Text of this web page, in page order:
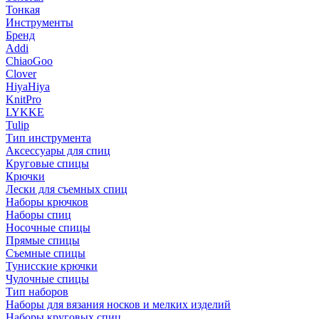
Тонкая
Инструменты
Бренд
Addi
ChiaoGoo
Clover
HiyaHiya
KnitPro
LYKKE
Tulip
Тип инструмента
Аксессуары для спиц
Круговые спицы
Крючки
Лески для съемных спиц
Наборы крючков
Наборы спиц
Носочные спицы
Прямые спицы
Съемные спицы
Тунисские крючки
Чулочные спицы
Тип наборов
Наборы для вязания носков и мелких изделий